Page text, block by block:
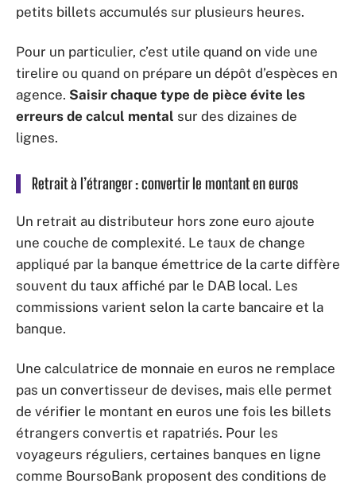
petits billets accumulés sur plusieurs heures.
Pour un particulier, c’est utile quand on vide une
tirelire ou quand on prépare un dépôt d’espèces en
agence. Saisir chaque type de pièce évite les
erreurs de calcul mental sur des dizaines de
lignes.
Retrait à l’étranger : convertir le montant en euros
Un retrait au distributeur hors zone euro ajoute
une couche de complexité. Le taux de change
appliqué par la banque émettrice de la carte diffère
souvent du taux affiché par le DAB local. Les
commissions varient selon la carte bancaire et la
banque.
Une calculatrice de monnaie en euros ne remplace
pas un convertisseur de devises, mais elle permet
de vérifier le montant en euros une fois les billets
étrangers convertis et rapatriés. Pour les
voyageurs réguliers, certaines banques en ligne
comme BoursoBank proposent des conditions de